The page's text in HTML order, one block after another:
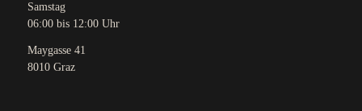
Samstag
06:00 bis 12:00 Uhr
Maygasse 41
8010 Graz